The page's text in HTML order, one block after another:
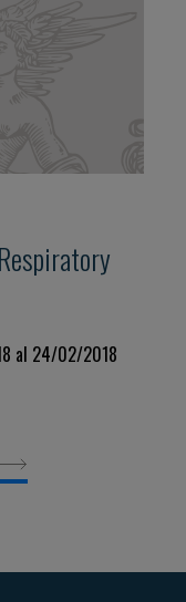
al 24/02/2018